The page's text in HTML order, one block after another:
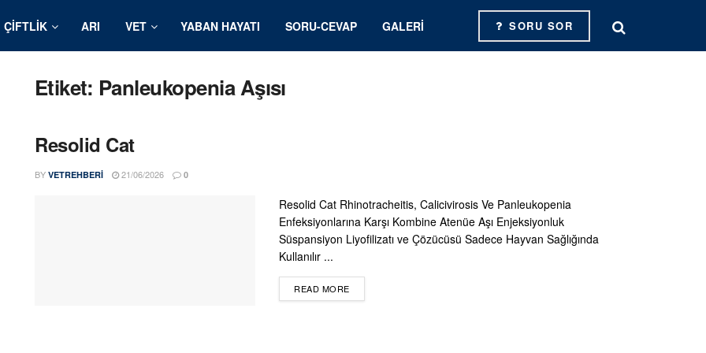
ÇIFTLIK ARI VET YABAN HAYATI SORU-CEVAP GALERI SORU SOR
Etiket: Panleukopenia Aşısı
Resolid Cat
BY VETREHBERI 21/06/2026 0
Resolid Cat Rhinotracheitis, Calicivirosis Ve Panleukopenia
Enfeksiyonlarına Karşı Kombine Atenüe Aşı Enjeksiyonluk
Süspansiyon Liyofilizatı ve Çözücüsü Sadece Hayvan Sağlığında
Kullanılır ...
READ MOREDETAILS